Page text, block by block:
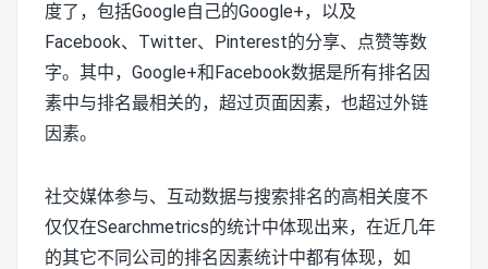
度了，包括Google自己的Google+，以及
Facebook、Twitter、Pinterest的分享、点赞等数
字。其中，Google+和Facebook数据是所有排名因
素中与排名最相关的，超过页面因素，也超过外链
因素。
社交媒体参与、互动数据与搜索排名的高相关度不
仅仅在Searchmetrics的统计中体现出来，在近几年
的其它不同公司的排名因素统计中都有体现，如